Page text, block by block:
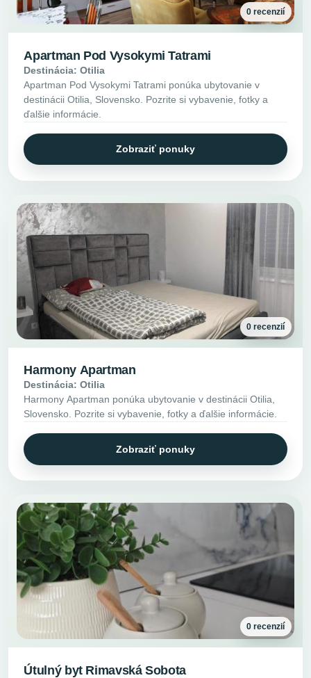
0 recenzií
Apartman Pod Vysokymi Tatrami
Destinácia: Otilia
Apartman Pod Vysokymi Tatrami ponúka ubytovanie v
destinácii Otilia, Slovensko. Pozrite si vybavenie, fotky a
ďalšie informácie.
Zobraziť ponuky
0 recenzií
Harmony Apartman
Destinácia: Otilia
Harmony Apartman ponúka ubytovanie v destinácii Otilia,
Slovensko. Pozrite si vybavenie, fotky a ďalšie informácie.
Zobraziť ponuky
0 recenzií
Útulný byt Rimavská Sobota